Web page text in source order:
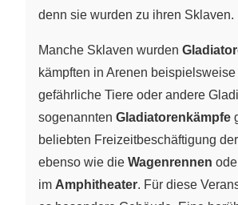
denn sie wurden zu ihren Sklaven.
Manche Sklaven wurden
kämpften in Arenen
gefährliche Tiere oder andere
sogenannten Gladiatorenkämpfe
beliebten Freizeitbeschäftigung
ebenso wie die Wagenrennen
im Amphitheater. Für diese